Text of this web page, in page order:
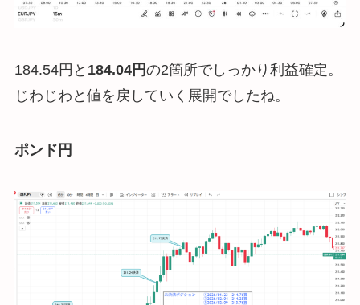
184.54円と 184.04円の2箇所でしっかり利益確定。
じわじわと値を戻していく展開でしたね。
ポンド円